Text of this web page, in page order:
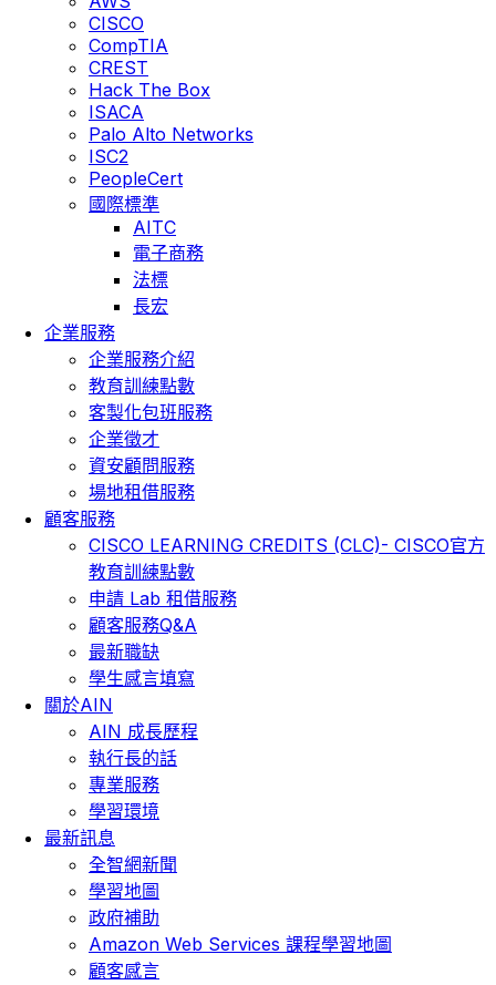
CISCO
CompTIA
CREST
Hack The Box
ISACA
Palo Alto Networks
ISC2
PeopleCert
國際標準
AITC
電子商務
法標
長宏
企業服務
企業服務介紹
教育訓練點數
客製化包班服務
企業徵才
資安顧問服務
場地租借服務
顧客服務
CISCO LEARNING CREDITS (CLC)- CISCO官方
教育訓練點數
申請 Lab 租借服務
顧客服務Q&A
最新職缺
學生感言填寫
關於AIN
AIN 成長歷程
執行長的話
專業服務
學習環境
最新訊息
全智網新聞
學習地圖
政府補助
Amazon Web Services 課程學習地圖
顧客感言